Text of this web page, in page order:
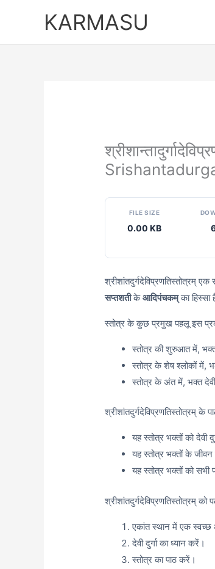
KARMASU
FILE SIZE
0.00 KB
श्रीशांतदुर्गदेविप्रणतिस्तोत्रम्
सप्तशतीकेआदिपंचकम्का हिस्सा
स्तोत्र के कुछ प्रमुख पहलू इस
स्तोत्र की शुरुआत में, भक्त
स्तोत्र के शेष श्लोकों में,
स्तोत्र के अंत में, भक्त देवी
श्रीशांतदुर्गदेविप्रणतिस्तोत्रम् के
यह स्तोत्र भक्तों को देवी
यह स्तोत्र भक्तों के जीवन
यह स्तोत्र भक्तों को
श्रीशांतदुर्गदेविप्रणतिस्तोत्रम्
एकांत स्थान में एक
देवी दुर्गा का ध्यान करें।
स्तोत्र का पाठ करें।